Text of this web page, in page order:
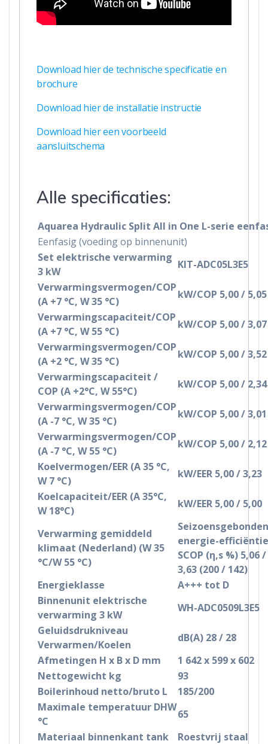
Download hier de technische specificatie en
brochure
Download hier de installatie instructie
Download hier een voorbeeld
aansluitschema
Alle specificaties:
Aquarea Hydraulic Split All in One L-serie
Eenfasig (voeding op binnenunit)
Set elektrische verwarming
3 kW
KIT-ADC05L3E5
Verwarmingsvermogen/COP
(A +7 °C, W 35 °C)
kW/COP 5,00 / 5,05
Verwarmingscapaciteit/COP
(A +7 °C, W 55 °C)
kW/COP 5,00 / 3,07
Verwarmingsvermogen/COP
(A +2 °C, W 35 °C)
kW/COP 5,00 / 3,52
Verwarmingscapaciteit /
COP (A +2°C, W 55°C)
kW/COP 5,00 / 2,34
Verwarmingsvermogen/COP
(A -7 °C, W 35 °C)
kW/COP 5,00 / 3,01
Verwarmingsvermogen/COP
(A -7 °C, W 55 °C)
kW/COP 5,00 / 2,12
Koelvermogen/EER (A 35 °C,
W 7 °C)
kW/EER 5,00 / 3,23
Koelcapaciteit/EER (A 35°C,
W 18°C)
kW/EER 5,00 / 5,00
Verwarming gemiddeld
klimaat (Nederland) (W 35
°C/W 55 °C)
Seizoensgebonden
energie-efficiëntie
SCOP (η,s %) 5,06 /
3,63 (200 / 142)
Energieklasse
A+++ tot D
Binnenunit elektrische
verwarming 3 kW
WH-ADC0509L3E5
Geluidsdrukniveau
Verwarmen/Koelen
dB(A) 28 / 28
Afmetingen H x B x D mm
1 642 x 599 x 602
Nettogewicht kg
93
Boilerinhoud netto/bruto L
185/200
Maximale temperatuur DHW
°C
65
Materiaal binnenkant tank
Roestvrij staal